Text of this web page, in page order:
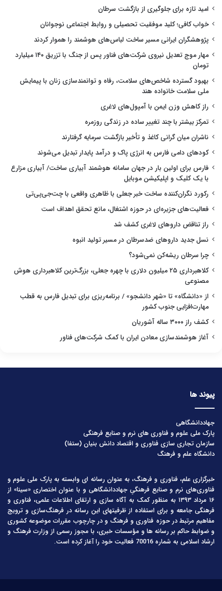
امید تازه برای جلوگیری از بازگشت سرطان
خواب کافی؛ کلید موفقیت تحصیلی و روابط اجتماعی نوجوانان
پژوهشگران ایرانی مسیر ساخت لباس‌های هوشمند را هموار کردند
مهار موج تعدیل نیروی شرکت‌های فناور پس از جنگ با تزریق ۱۴۰ میلیارد
تومان
بهبود گسترده شاخص‌های سلامت، رفاه و توانمندسازی زنان با پیمایش
ملی سلامت خانواده هند
راز کاهش وزن ایمن با آمپول‌های لاغری
تمرکز بیشتر با چند تغییر ساده در زندگی روزمره
ناشران میان گرانی کاغذ و تأخیر بازگشت سرمایه گرفتارند
کودهای دامی فارس به انرژی پاک و درآمد پایدار تبدیل می‌شوند
فارس برای اولین بار در جهان سامانه هوشمند آبیاری ساخت/ آبیاری مزارع
با یک کلیک و اپلیکیشن موبایل
رکورد نگران‌کننده ساخت خبر جعلی با ظاهری واقعی با چت‌جی‌پی‌تی
فعالیت‌های جزیره‌ای در حوزه اشتغال، مانع تحقق اهداف است
راز تناقض داروهای لاغری کشف شد
نسل جدید داروهای ضدسرطان در مسیر تولید انبوه
چرا سرطان ریشه‌کن نمی‌شود؟
کلاهبرداری ۲۵ میلیون دلاری با چهره جعلی، بزرگ‌ترین کلاهبرداری هوش
مصنوعی
از «دانشگاه» تا «شهر دانشجو» / برنامه‌ریزی برای تبدیل فارس به قطب
مهارت‌افزایی جنوب کشور
کشف راز ۳۰۰۰ ساله آشوریان
آغاز هوشمندسازی معادن ایران با کمک شرکت‌های فناور
پیوند ها
جهاددانشگاهی
پارک ملی علوم و فناوری های نرم و صنایع فرهنگی
سازمان تجاری سازی فناوری و اقتصاد دانش بنیان (ستفا)
دانشگاه علم و فرهنگ
خبرگزاری علم، فناوری و فرهنگ، به عنوان رسانه ای وابسته به پارک ملی علوم و
فناوری‌های نرم و صنایع فرهنگیِ جهاددانشگاهی و با عنوان اختصاری «سینا» از
۱۶ مرداد ۱۳۹۳ به منظور کمک به آگاه سازی و ارتقای اطلاعات علمی، فناوری و
فرهنگی جامعه و برای استفاده از ظرفیتهای این رسانه در فرهنگ‌سازی و ترویج
مفاهیم مرتبط در حوزه فناوری و فرهنگ و در چارچوب مقررات موضوعه کشوری
و ضوابط حاکم بر رسانه ها و مؤسسات خبری، با مجوز رسمی از وزارت فرهنگ و
ارشاد اسلامی به شماره 70016 فعالیت خود را آغاز کرده است.